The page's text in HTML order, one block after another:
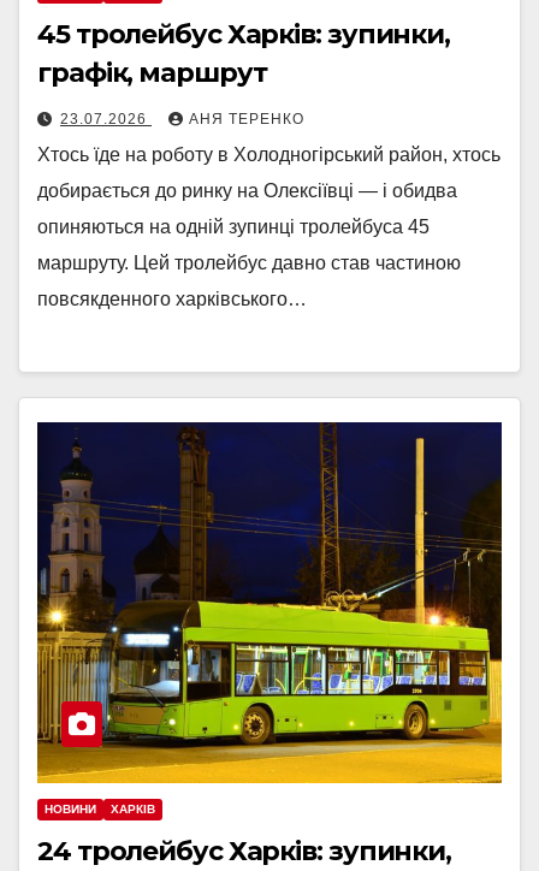
45 тролейбус Харків: зупинки,
графік, маршрут
23.07.2026 АНЯ ТЕРЕНКО
Хтось їде на роботу в Холодногірський район, хтось
добирається до ринку на Олексіївці — і обидва
опиняються на одній зупинці тролейбуса 45
маршруту. Цей тролейбус давно став частиною
повсякденного харківського…
НОВИНИ ХАРКІВ
24 тролейбус Харків: зупинки,